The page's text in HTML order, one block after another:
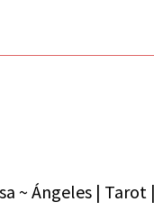
~ Ángeles | Tarot